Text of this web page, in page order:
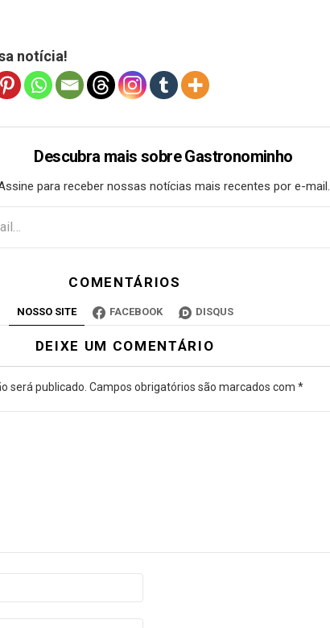
notícia!
Descubra mais sobre Gastronominho
para receber nossas notícias mais recentes por e-mail.
COMENTÁRIOS
NOSSO SITE FACEBOOK DISQUS
DEIXE UM COMENTÁRIO
será publicado. Campos obrigatórios são marcados com *